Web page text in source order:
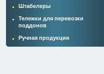
Штабелеры
Тележки для перевозки
поддонов
Ручная продукция